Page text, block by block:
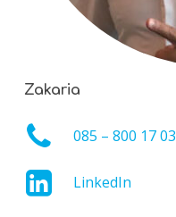
Zakaria
085 – 800 17 03
LinkedIn